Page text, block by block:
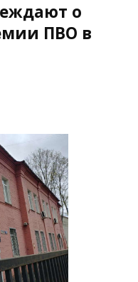
о
ПВО в